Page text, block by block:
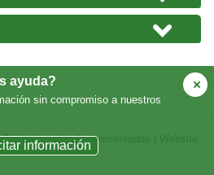
ayuda?
sin compromiso a nuestros
información
los derechos reservados | Website